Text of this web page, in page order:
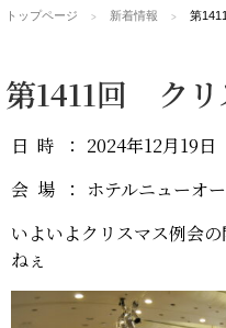
ク
トップページ 新着情報 第
第1411回 クリ
日時 ： 2024年12月19日
会場
：
ホテルニューオ
いよいよクリスマス例会
ねぇ